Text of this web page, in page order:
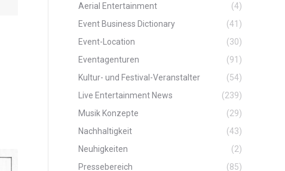
Aerial Entertainment
(4)
Event Business Dictionary
(41)
Event-Location
(30)
Eventagenturen
(91)
Kultur- und Festival-Veranstalter
(54)
Live Entertainment News
(239)
Musik Konzepte
(29)
Nachhaltigkeit
(43)
Neuhigkeiten
(2)
Pressebereich
(85)